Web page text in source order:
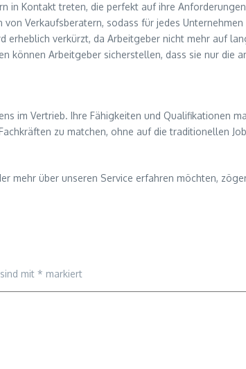
in Kontakt treten, die perfekt auf ihre
Verkaufsberatern, sodass für jedes
erheblich verkürzt, da Arbeitgeber nicht mehr auf
können Arbeitgeber sicherstellen, dass sie nur die
im Vertrieb. Ihre Fähigkeiten und Qualifikationen
zu matchen, ohne auf die traditionellen
mehr über unseren Service erfahren möchten,
mit * markiert